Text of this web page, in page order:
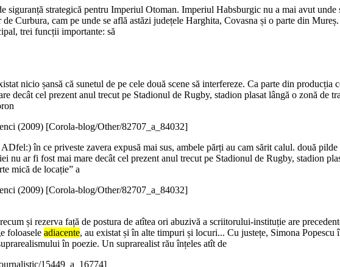
siguranță strategică pentru Imperiul Otoman. Imperiul Habsburgic nu a mai avut unde
Curbura, cam pe unde se află astăzi județele Harghita, Covasna și o parte din
trei funcții importante: să
nicio șansă că sunetul de pe cele două scene să interfereze. Ca parte din
decât cel prezent anul trecut pe Stadionul de Rugby, stadion plasat lângă o zonă de
(2009) [Corola-blog/Other/82707_a_84032]
în ce priveste zavera expusă mai sus, ambele părți au cam sărit calul. două
nu ar fi fost mai mare decât cel prezent anul trecut pe Stadionul de Rugby, stadion
mică de locație” a
(2009) [Corola-blog/Other/82707_a_84032]
și rezerva față de postura de atîtea ori abuzivă a scriitorului-instituție are
foloasele adiacente, au existat și în alte timpuri și locuri... Cu justețe, Simona
în poezie. Un suprarealist rău înțeles atît de
15449_a_16774]